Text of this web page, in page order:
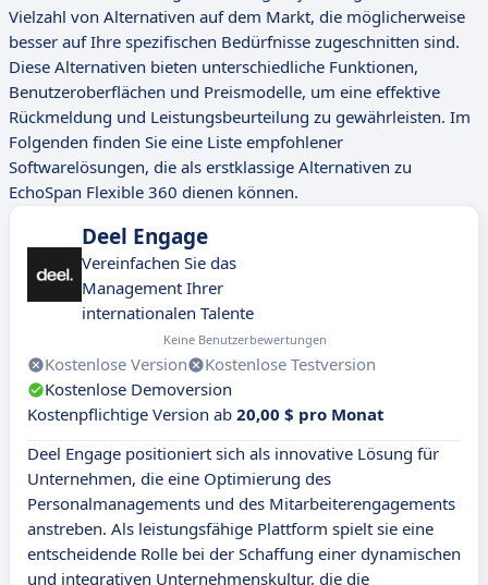
Vielzahl von Alternativen auf dem Markt, die möglicherweise
besser auf Ihre spezifischen Bedürfnisse zugeschnitten sind.
Diese Alternativen bieten unterschiedliche Funktionen,
Benutzeroberflächen und Preismodelle, um eine effektive
Rückmeldung und Leistungsbeurteilung zu gewährleisten. Im
Folgenden finden Sie eine Liste empfohlener
Softwarelösungen, die als erstklassige Alternativen zu
EchoSpan Flexible 360 dienen können.
Deel Engage
Vereinfachen Sie das
Management Ihrer
internationalen Talente
Keine Benutzerbewertungen
Kostenlose Version
Kostenlose Testversion
Kostenlose Demoversion
Kostenpflichtige Version ab 20,00 $ pro Monat
Deel Engage positioniert sich als innovative Lösung für
Unternehmen, die eine Optimierung des
Personalmanagements und des Mitarbeiterengagements
anstreben. Als leistungsfähige Plattform spielt sie eine
entscheidende Rolle bei der Schaffung einer dynamischen
und integrativen Unternehmenskultur, die die